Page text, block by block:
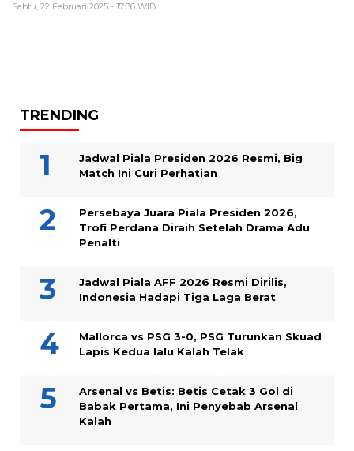
Sabtu, 22 Februari 2025 - 17:36 WIB
TRENDING
Jadwal Piala Presiden 2026 Resmi, Big
Match Ini Curi Perhatian
Persebaya Juara Piala Presiden 2026,
Trofi Perdana Diraih Setelah Drama Adu
Penalti
Jadwal Piala AFF 2026 Resmi Dirilis,
Indonesia Hadapi Tiga Laga Berat
Mallorca vs PSG 3-0, PSG Turunkan Skuad
Lapis Kedua lalu Kalah Telak
Arsenal vs Betis: Betis Cetak 3 Gol di
Babak Pertama, Ini Penyebab Arsenal
Kalah